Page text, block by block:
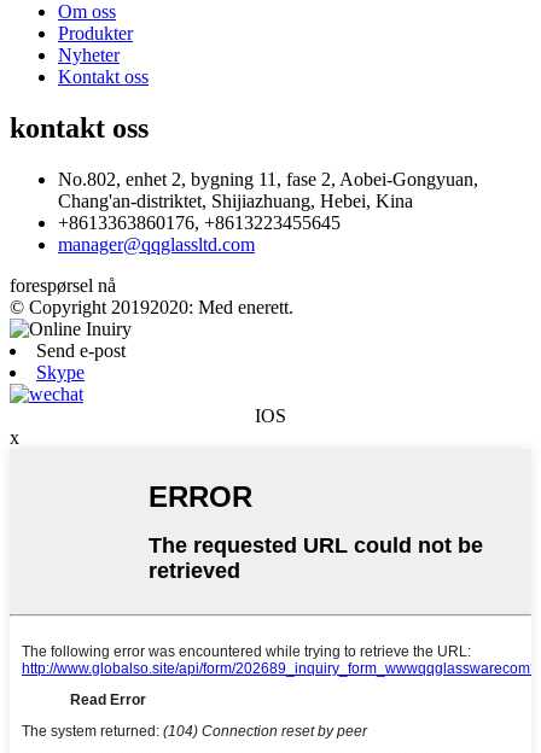
Om oss
Produkter
Nyheter
Kontakt oss
kontakt oss
No.802, enhet 2, bygning 11, fase 2, Aobei-Gongyuan,
Chang'an-distriktet, Shijiazhuang, Hebei, Kina
+8613363860176, +8613223455645
manager@qqglassltd.com
forespørsel nå
© Copyright 20192020: Med enerett.
Send e-post
Skype
IOS
x